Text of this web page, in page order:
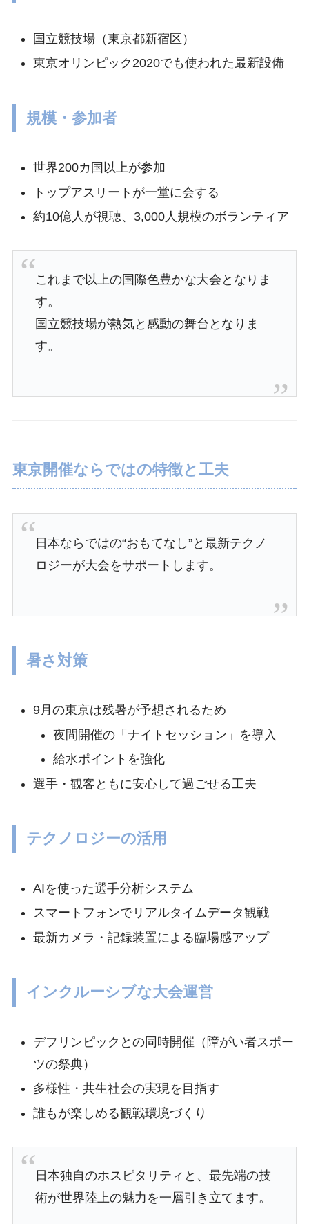
国立競技場（東京都新宿区）
東京オリンピック2020でも使われた最新設備
規模・参加者
世界200カ国以上が参加
トップアスリートが一堂に会する
約10億人が視聴、3,000人規模のボランティア
これまで以上の国際色豊かな大会となりま
す。
国立競技場が熱気と感動の舞台となりま
す。
東京開催ならではの特徴と工夫
日本ならではの“おもてなし”と最新テクノ
ロジーが大会をサポートします。
暑さ対策
9月の東京は残暑が予想されるため
夜間開催の「ナイトセッション」を導入
給水ポイントを強化
選手・観客ともに安心して過ごせる工夫
テクノロジーの活用
AIを使った選手分析システム
スマートフォンでリアルタイムデータ観戦
最新カメラ・記録装置による臨場感アップ
インクルーシブな大会運営
デフリンピックとの同時開催（障がい者スポー
ツの祭典）
多様性・共生社会の実現を目指す
誰もが楽しめる観戦環境づくり
日本独自のホスピタリティと、最先端の技
術が世界陸上の魅力を一層引き立てます。